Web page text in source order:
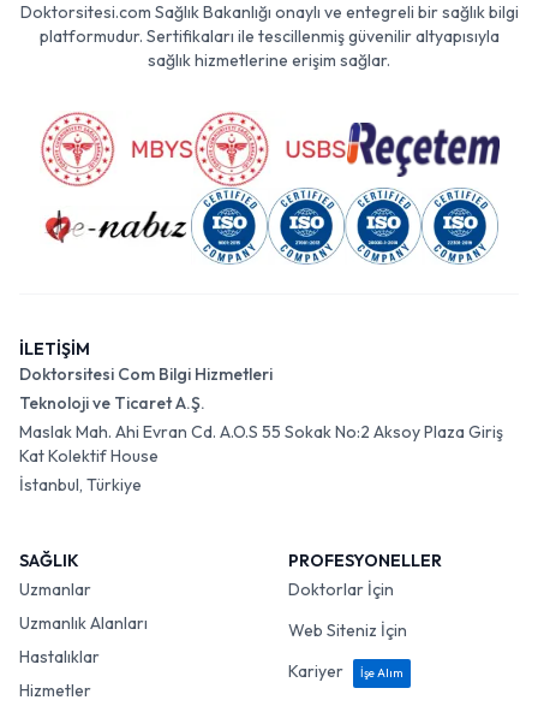
Doktorsitesi.com Sağlık Bakanlığı onaylı ve entegreli bir sağlık bilgi
platformudur. Sertifikaları ile tescillenmiş güvenilir altyapısıyla
sağlık hizmetlerine erişim sağlar.
İLETİŞİM
Doktorsitesi Com Bilgi Hizmetleri
Teknoloji ve Ticaret A.Ş.
Maslak Mah. Ahi Evran Cd. A.O.S 55 Sokak No:2 Aksoy Plaza Giriş
Kat Kolektif House
İstanbul, Türkiye
SAĞLIK
Uzmanlar
Uzmanlık Alanları
Hastalıklar
Hizmetler
PROFESYONELLER
Doktorlar İçin
Web Siteniz İçin
Kariyer
İşe Alım